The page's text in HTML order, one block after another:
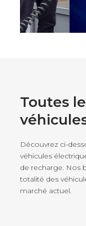
Toutes
Découvrez ci-
véhicules
de recharge. Nos
totalité des
marché actuel.